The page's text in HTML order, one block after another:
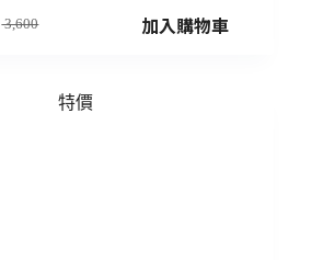
3,600 加入購物車
特價